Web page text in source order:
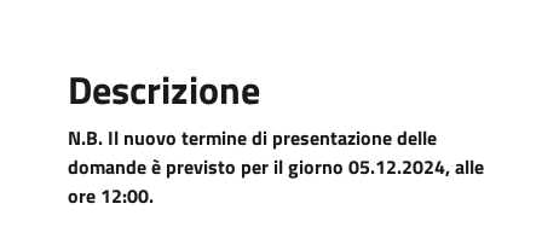
Descrizione
N.B. Il nuovo termine di presentazione delle
domande è previsto per il giorno 05.12.2024, alle
ore 12:00.